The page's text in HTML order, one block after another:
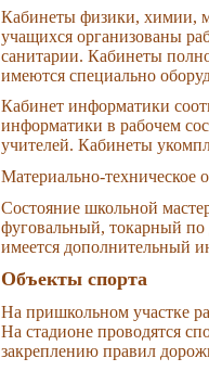
Кабинеты физики, химии,
учащихся организованы
санитарии. Кабинеты
имеются специально
Кабинет информатики
информатики в рабочем
учителей. Кабинеты
Материально-техническое
Состояние школьной
фуговальный, токарный по
имеется дополнительный
Объекты спорта
На пришкольном участке
На стадионе проводятся
закреплению правил